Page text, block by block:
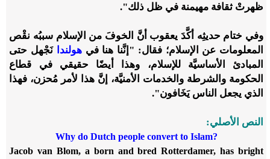
ظهرتْ ثقافة مهيمنة في ظل ذلك".
وفي ختام حديثِه أكَّدَ يعقوب أنَّ الخوفَ من الإسلام سببُه نقْص
المعلومات عن الإسلام؛ فقال: "إنَّنا هنا فيهولندا نَجْهل حتى
المبادئ الأساسيَّة للإسلام، وهذا أيضًا حقيقي في قطاع
الحكومة والشرطة والخدمات الأمنيَّة، إنَّ هذا لأمر مُحزن، فهذا
الذي يجعل الناس يَخَافون".
النص الأصلي:
Why do Dutch people convert to Islam?
Jacob van Blom, a born and bred Rotterdamer, has bright